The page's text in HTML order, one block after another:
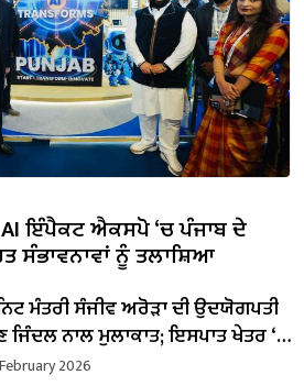
ਇੰਪੈਕਟ ਐਕਸਪੋ ‘ਚ ਪੰਜਾਬ ਦੇ
ਨੂੰ ਤਲਾਸ਼ਿਆ
ਮੰਤਰੀ ਸੰਜੀਵ ਅਰੋੜਾ ਦੀ ਉਦਯੋਗਪਤੀ
ਜਿੰਦਲ ਨਾਲ ਮੁਲਾਕਾਤ; ਇਸਪਾਤ ਖੇਤਰ ‘ਚ
ਕਰੋੜ ਨਿਵੇਸ਼ ਦਾ ਐਲਾਨ
2026